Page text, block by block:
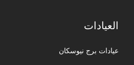
العيادات
عيادات برج نيوسكان